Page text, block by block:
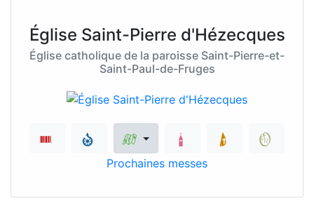
Église Saint-Pierre d'Hézecques
Église catholique de la paroisse Saint-Pierre-et-
Saint-Paul-de-Fruges
Prochaines messes